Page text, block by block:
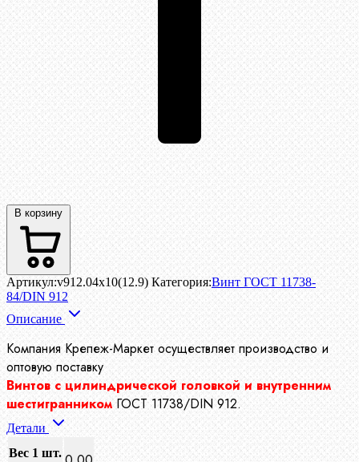
В корзину
Артикул:v912.04x10(12.9) Категория:Винт ГОСТ 11738-
84/DIN 912
Описание
Компания Крепеж-Маркет осуществляет производство и
оптовую поставку
Винтов с цилиндрической головкой и внутренним
шестигранником ГОСТ 11738/DIN 912.
Детали
Вес 1 шт.